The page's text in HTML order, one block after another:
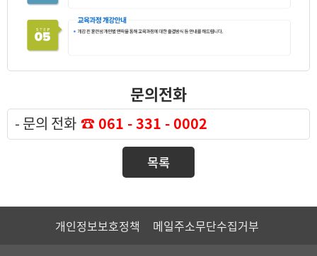
문의전화
- 문의 전화 ☎ 061 - 331 - 0002
목록
개인정보보호정책 메일주소무단수집거부